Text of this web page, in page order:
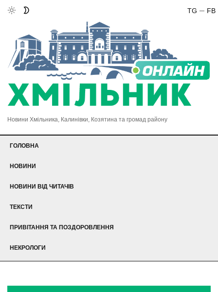
FB
TG
Новини Хмільника, Калинівки, Козятина та громад району
ГОЛОВНА
НОВИНИ
НОВИНИ ВІД ЧИТАЧІВ
ТЕКСТИ
ПРИВІТАННЯ ТА ПОЗДОРОВЛЕННЯ
НЕКРОЛОГИ